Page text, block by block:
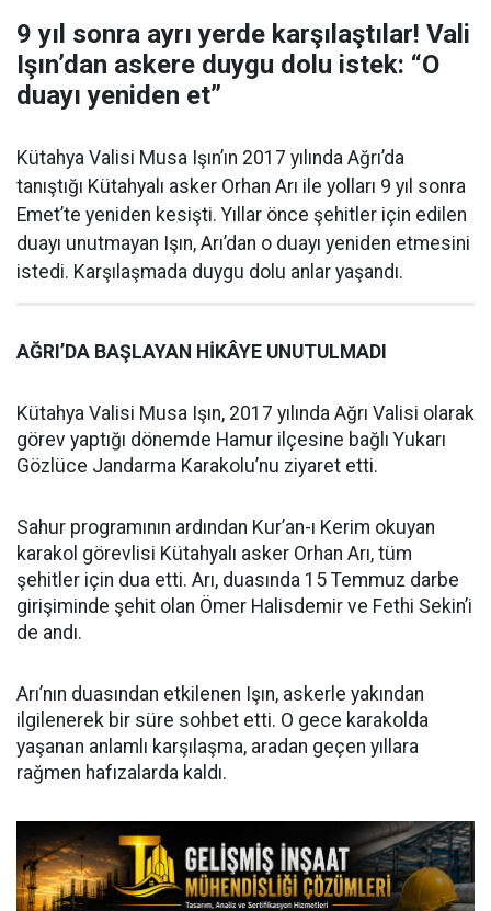
9 yıl sonra ayrı yerde karşılaştılar! Vali
Işın’dan askere duygu dolu istek: “O
duayı yeniden et”
Kütahya Valisi Musa Işın’ın 2017 yılında Ağrı’da
tanıştığı Kütahyalı asker Orhan Arı ile yolları 9 yıl sonra
Emet’te yeniden kesişti. Yıllar önce şehitler için edilen
duayı unutmayan Işın, Arı’dan o duayı yeniden etmesini
istedi. Karşılaşmada duygu dolu anlar yaşandı.
AĞRI’DA BAŞLAYAN HİKÂYE UNUTULMADI
Kütahya Valisi Musa Işın, 2017 yılında Ağrı Valisi olarak
görev yaptığı dönemde Hamur ilçesine bağlı Yukarı
Gözlüce Jandarma Karakolu’nu ziyaret etti.
Sahur programının ardından Kur’an-ı Kerim okuyan
karakol görevlisi Kütahyalı asker Orhan Arı, tüm
şehitler için dua etti. Arı, duasında 15 Temmuz darbe
girişiminde şehit olan Ömer Halisdemir ve Fethi Sekin’i
de andı.
Arı’nın duasından etkilenen Işın, askerle yakından
ilgilenerek bir süre sohbet etti. O gece karakolda
yaşanan anlamlı karşılaşma, aradan geçen yıllara
rağmen hafızalarda kaldı.